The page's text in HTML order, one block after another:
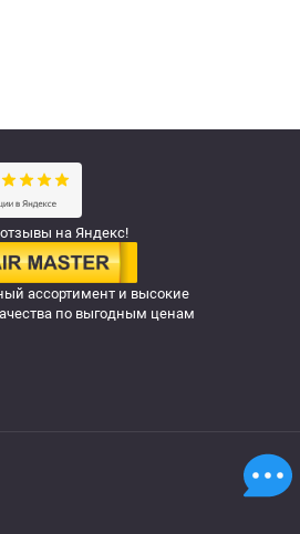
на Яндекс!
ассортимент и высокие
по выгодным ценам